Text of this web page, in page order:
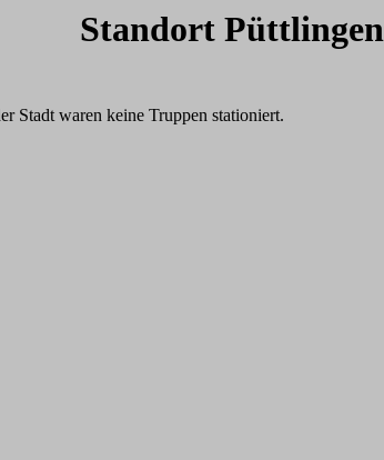
Standort Püttlingen
Stadt waren keine Truppen stationiert.